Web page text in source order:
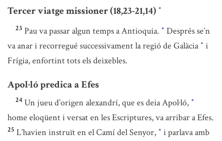
Tercer viatge missioner (18,23-21,14) *
23 Pau va passar algun temps a Antioquia. * Després se’n
va anar i recorregué successivament la regió de Galàcia * i
Frígia, enfortint tots els deixebles.
Apol·ló predica a Efes
24 Un jueu d’origen alexandrí, que es deia Apol·ló, *
home eloqüent i versat en les Escriptures, va arribar a Efes.
25 L’havien instruït en el Camí del Senyor, * i parlava amb